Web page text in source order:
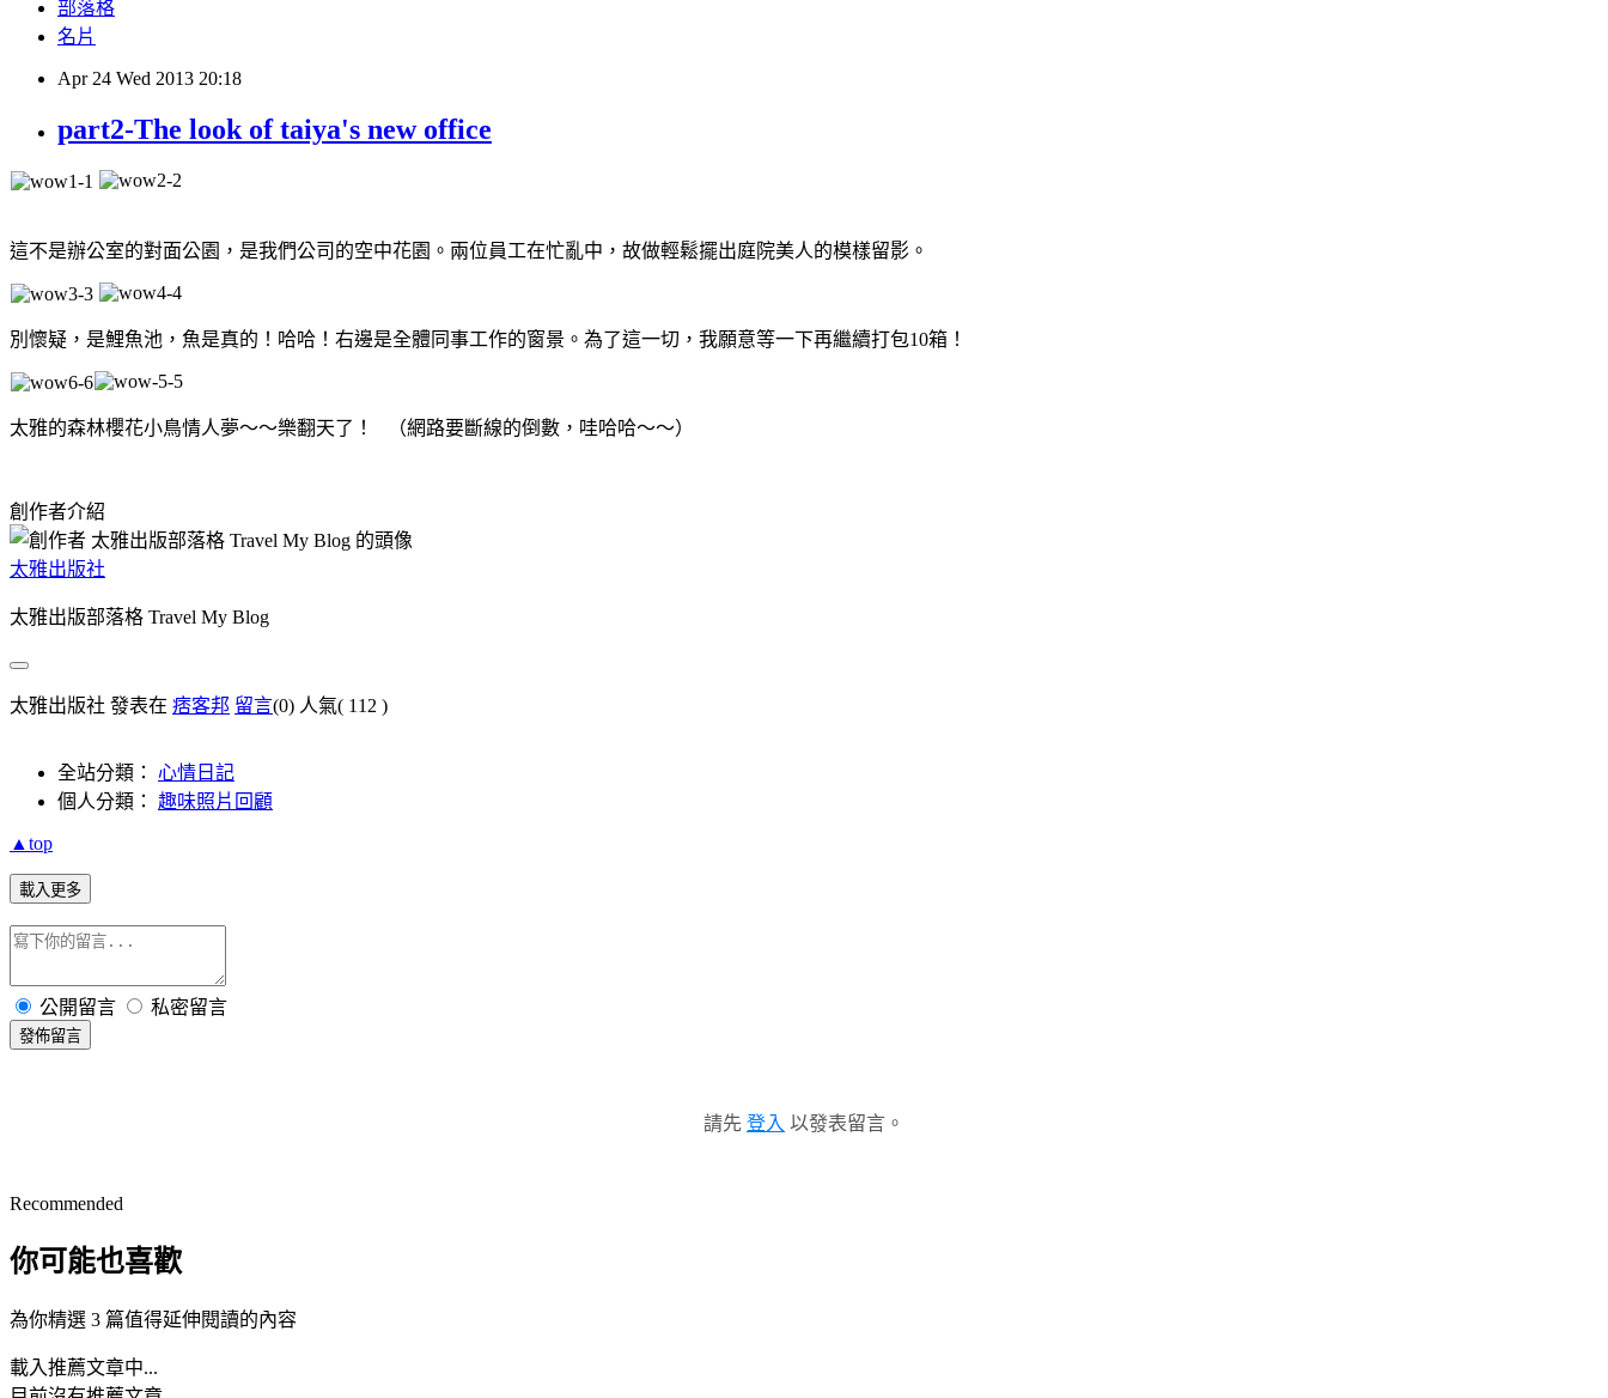
部落格
名片
Apr 24 Wed 2013 20:18
part2-The look of taiya's new office
這不是辦公室的對面公園，是我們公司的空中花園。兩位員工在忙亂中，故做輕鬆擺出庭院美人的模樣留影。
別懷疑，是鯉魚池，魚是真的！哈哈！右邊是全體同事工作的窗景。為了這一切，我願意等一下再繼續打包10箱！
太雅的森林櫻花小鳥情人夢～～樂翻天了！ （網路要斷線的倒數，哇哈哈～～）
創作者介紹
太雅出版社
太雅出版部落格 Travel My Blog
太雅出版社 發表在 痞客邦 留言(0) 人氣( 112 )
全站分類： 心情日記
個人分類： 趣味照片回顧
▲top
載入更多
公開留言 私密留言
發佈留言
請先 登入 以發表留言。
Recommended
你可能也喜歡
為你精選 3 篇值得延伸閱讀的內容
載入推薦文章中...